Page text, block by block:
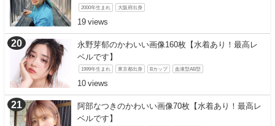
2000年生まれ 大阪府出身
19
永野芽郁のかわいい画像160枚【水着あり！最高レ
ベルです】
1999年生まれ 東京都出身 Bカップ 血液型AB型
10
阿部なつきのかわいい画像70枚【水着あり！最高レ
ベルです】